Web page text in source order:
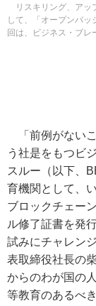
リスキリング、アッ
して、「オープンバ
回は、ビジネス・ブレ
「前例がない
う社是をもつビ
スルー（以下、
育機関として、
ブロックチェー
ル修了証書を発
試みにチャレン
表取締役社長の
からのわが国の
等教育のあるべ